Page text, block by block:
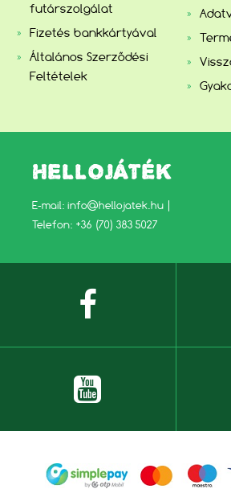
futárszolgálat
Fizetés bankkártyával
Általános Szerződési
Feltételek
HELLOJÁTÉK
E-mail: info@hellojatek.hu
Telefon: +36 (70) 383 5027